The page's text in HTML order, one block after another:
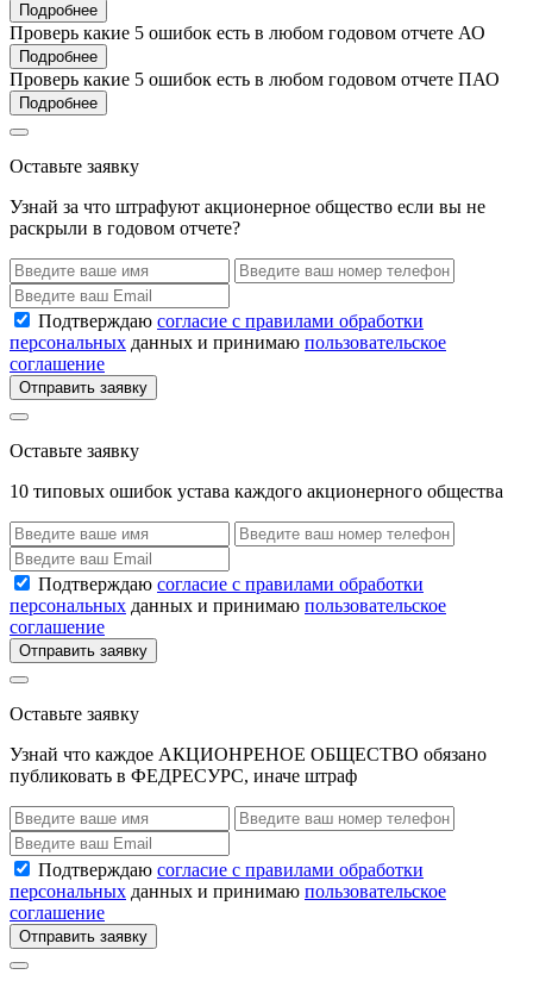
Подробнее
Проверь какие 5 ошибок есть в любом годовом отчете АО
Подробнее
Проверь какие 5 ошибок есть в любом годовом отчете ПАО
Подробнее
Оставьте заявку
Узнай за что штрафуют акционерное общество если вы не
раскрыли в годовом отчете?
Подтверждаю согласие с правилами обработки
персональных данных и принимаю пользовательское
соглашение
Отправить заявку
Оставьте заявку
10 типовых ошибок устава каждого акционерного общества
Подтверждаю согласие с правилами обработки
персональных данных и принимаю пользовательское
соглашение
Отправить заявку
Оставьте заявку
Узнай что каждое АКЦИОНРЕНОЕ ОБЩЕСТВО обязано
публиковать в ФЕДРЕСУРС, иначе штраф
Подтверждаю согласие с правилами обработки
персональных данных и принимаю пользовательское
соглашение
Отправить заявку